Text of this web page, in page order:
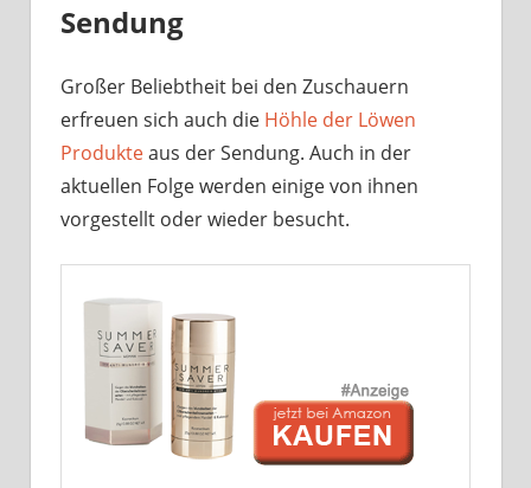
Sendung
Großer Beliebtheit bei den Zuschauern
erfreuen sich auch die Höhle der Löwen
Produkteaus der Sendung. Auch in der
aktuellen Folge werden einige von ihnen
vorgestellt oder wieder besucht.